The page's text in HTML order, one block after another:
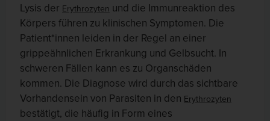
Lysis der Erythrozyten und die Immunreaktion des
Körpers führen zu klinischen Symptomen. Die
Patient*innen leiden in der Regel an einer
grippeähnlichen Erkrankung und Gelbsucht. In
schweren Fällen kann es zu Organschäden
kommen. Die Diagnose wird durch das sichtbare
Vorhandensein von Parasiten in den Erythrozyten
bestätigt, die häufig in Form eines